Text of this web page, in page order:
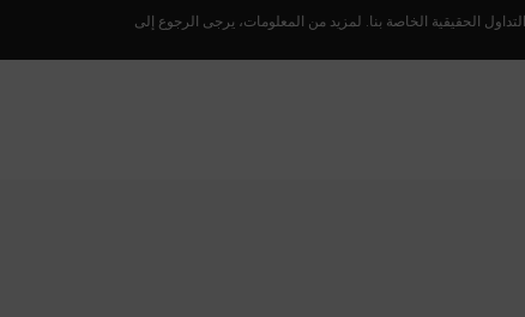
الحقيقية الخاصة بنا. لمزيد من المعلومات، يرجى الرجوع إلى